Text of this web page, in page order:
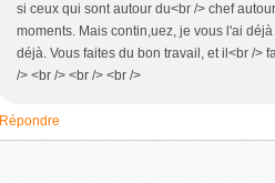
si ceux qui sont autour du<br /> chef
moments. Mais contin,uez, je vous l'ai
déjà. Vous faites du bon travail, et il<br />
/> <br /> <br /> <br />
Répondre